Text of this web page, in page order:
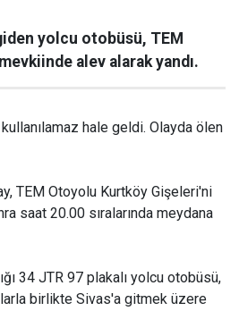
yolcu otobüsü, TEM
alev alarak yandı.
hale geldi. Olayda ölen
TEM Otoyolu Kurtköy Gişeleri'ni
saat 20.00 sıralarında meydana
34 JTR 97 plakalı yolcu otobüsü,
birlikte Sivas'a gitmek üzere